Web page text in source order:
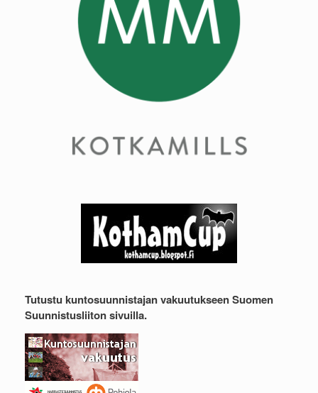
Tutustu kuntosuunnistajan vakuutukseen Suomen
Suunnistusliiton sivuilla.